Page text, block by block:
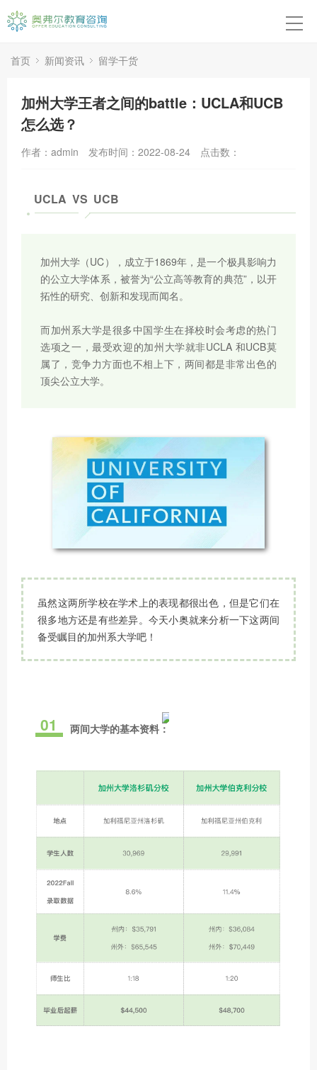
背景提升
关于我们
首页 新闻资讯 留学干货
加州大学王者之间的battle：UCLA和UCB
怎么选？
作者：admin 发布时间：2022-08-24 点击数：
UCLA VS UCB
加州大学（UC），成立于1869年，是一个极具影响力
的公立大学体系，被誉为“公立高等教育的典范”，以开
拓性的研究、创新和发现而闻名。
而加州系大学是很多中国学生在择校时会考虑的热门
选项之一，最受欢迎的加州大学就非UCLA 和UCB莫
属了，竞争力方面也不相上下，两间都是非常出色的
顶尖公立大学。
虽然这两所学校在学术上的表现都很出色，但是它们在
很多地方还是有些差异。今天小奥就来分析一下这两间
备受瞩目的加州系大学吧！
01 两间大学的基本资料：